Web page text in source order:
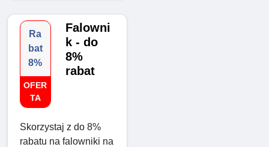
Ra
bat
8%
OFER
TA
Falowni
k - do
8%
rabat
Skorzystaj z do 8%
rabatu na falowniki na